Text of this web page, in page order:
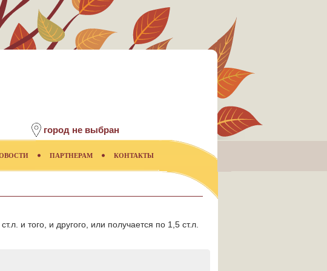
город не выбран
ПАРТНЕРАМ КОНТАКТЫ
и того, и другого, или получается по 1,5 ст.л.